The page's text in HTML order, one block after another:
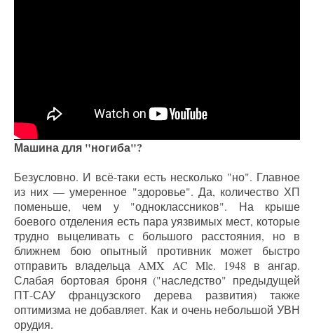
Машина для "ногиба"?
Безусловно. И всё-таки есть несколько "но". Главное
из них — умеренное "здоровье". Да, количество ХП
поменьше, чем у "одноклассников". На крыше
боевого отделения есть пара уязвимых мест, которые
трудно выцеливать с большого расстояния, но в
ближнем бою опытный противник может быстро
отправить владельца AMX AC Mle. 1948 в ангар.
Слабая бортовая броня ("наследство" предыдущей
ПТ-САУ французского дерева развития) также
оптимизма не добавляет. Как и очень небольшой УВН
орудия.